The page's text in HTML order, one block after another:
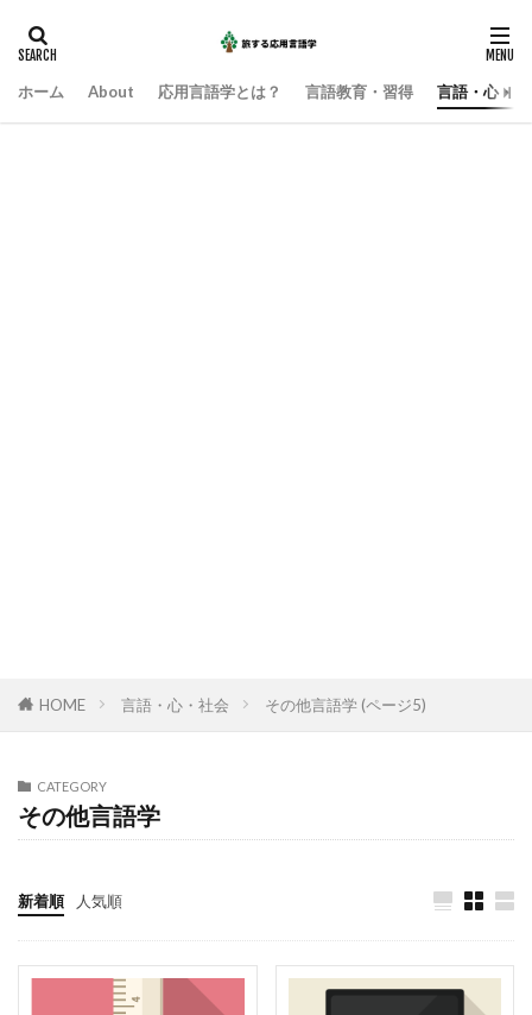
ホーム About 応用言語学とは？ 言語教育・習得 言語・心・
HOME 言語・心・社会 その他言語学 (ページ5)
CATEGORY
その他言語学
新着順 人気順